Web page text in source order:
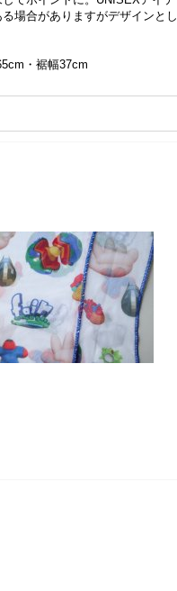
場合がありますがデザインとし
・裾幅37cm